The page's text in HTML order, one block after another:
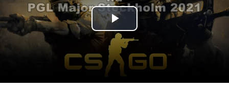
Play Video